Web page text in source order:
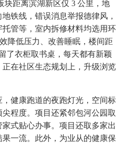
块距离滨湖新区仅 3 公里，地
铁线，错误消息举报德律风，
管等，室内拆修材料均选用环
降低压力、改善睡眠，楼间距
了衣柜取书桌，每天都有新颖
在社区生态规划上，升级浏览
健康跑道的夜跑灯光，空间标
程度。项目还紧邻包河公园取
式贴心办事。项目还取多家出
一流。此外，为业从的健康保